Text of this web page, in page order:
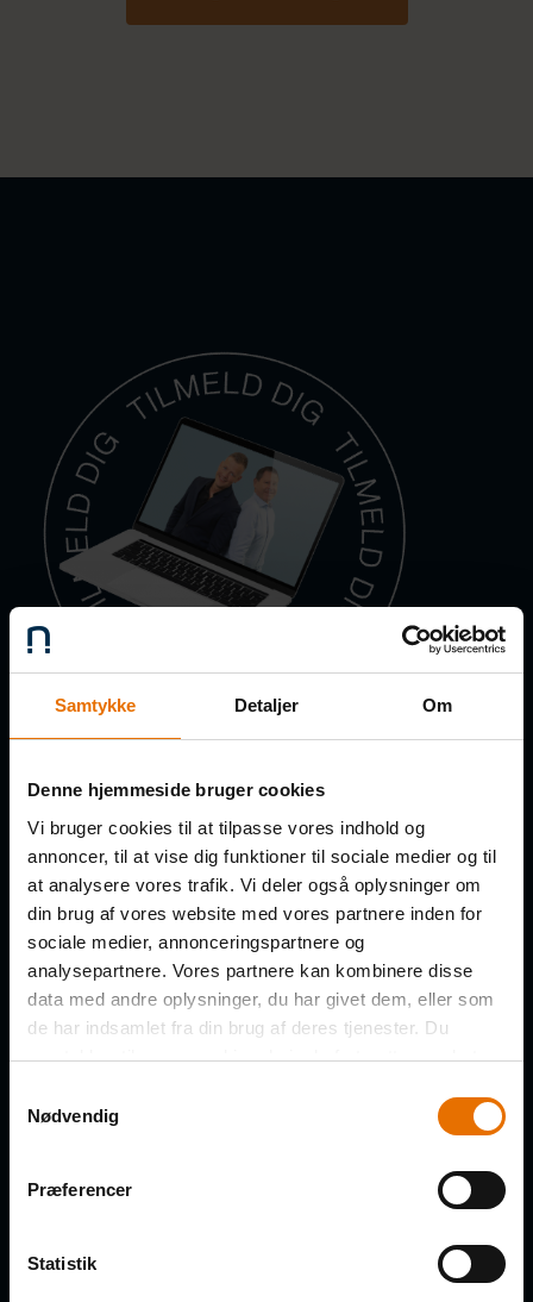
Samtykke Detaljer Om
Denne hjemmeside bruger cookies
Vi bruger cookies til at tilpasse vores indhold og
annoncer, til at vise dig funktioner til sociale medier og til
at analysere vores trafik. Vi deler også oplysninger om
din brug af vores website med vores partnere inden for
sociale medier, annonceringspartnere og
analysepartnere. Vores partnere kan kombinere disse
data med andre oplysninger, du har givet dem, eller som
de har indsamlet fra din brug af deres tjenester. Du
samtykker til vores cookies, hvis du fortsætter med at
Nødvendig
Præferencer
Statistik
Få de nye afsnit direkte i din
indbakke
FORNAVN
EFTERNAVN